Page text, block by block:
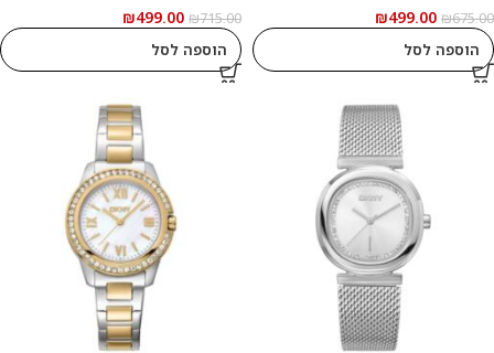
₪675.00
₪499.00
הוספה לסל
₪715.00
₪499.00
הוספה לסל